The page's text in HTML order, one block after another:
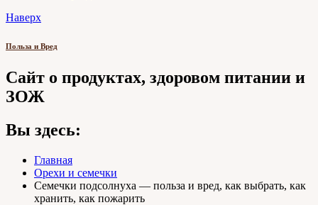
Наверх
Польза и Вред
Сайт о продуктах, здоровом питании и
ЗОЖ
Вы здесь:
Главная
Орехи и семечки
Семечки подсолнуха — польза и вред, как выбрать, как
хранить, как пожарить